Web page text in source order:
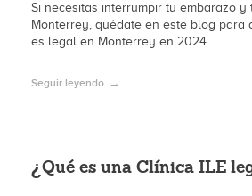
Si necesitas interrumpir tu embarazo y
Monterrey, quédate en este blog para
es legal en Monterrey en 2024.
Seguir leyendo
¿Qué es una Clínica ILE